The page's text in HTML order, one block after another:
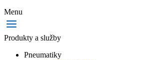
Menu
Produkty a služby
Pneumatiky